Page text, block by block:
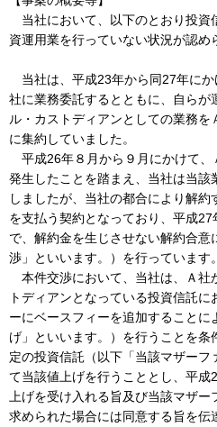
当社において、以下のとおり投資
資運用業を行っていない状況が認め
当社は、平成23年から同27年にか
社に業務委託するとともに、自らが
ル・カストディアンとしての業務
に集約していました。
平成26年８月から９月にかけて、
発生したことを踏まえ、当社は当該
しましたが、当社の都合により解
を支払う契約となっており、平成
で、解約金を生じさせない解約合
渉」といいます。）を行っています。
本件交渉において、当社は、Ａ社
トディアンとなっている投資信託
ーにベースフィーを追加することに
げ」といいます。）を行うことを
定の投資信託（以下「当該マザー
て当該値上げを行うこととし、平成
上げを受け入れる旨及び当該マザ
求められた場合には同意する旨を伝